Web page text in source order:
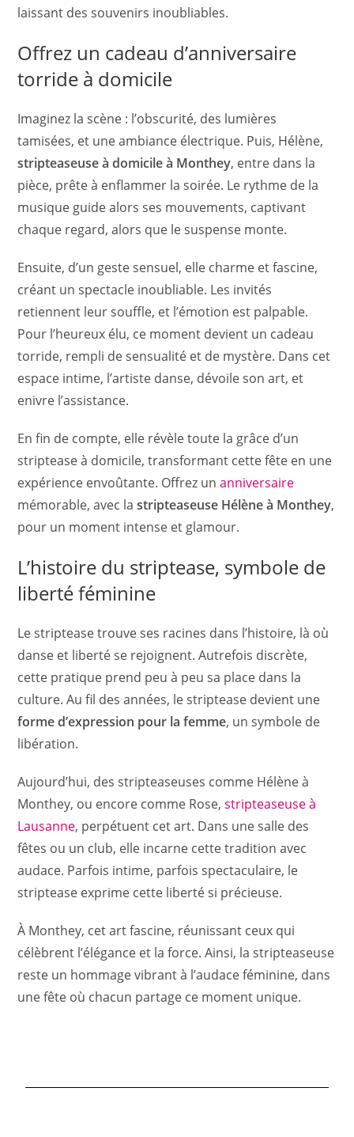
laissant des souvenirs inoubliables.
Offrez un cadeau d’anniversaire
torride à domicile
Imaginez la scène : l’obscurité, des lumières
tamisées, et une ambiance électrique. Puis, Hélène,
stripteaseuse à domicile à Monthey, entre dans la
pièce, prête à enflammer la soirée. Le rythme de la
musique guide alors ses mouvements, captivant
chaque regard, alors que le suspense monte.
Ensuite, d’un geste sensuel, elle charme et fascine,
créant un spectacle inoubliable. Les invités
retiennent leur souffle, et l’émotion est palpable.
Pour l’heureux élu, ce moment devient un cadeau
torride, rempli de sensualité et de mystère. Dans cet
espace intime, l’artiste danse, dévoile son art, et
enivre l’assistance.
En fin de compte, elle révèle toute la grâce d’un
striptease à domicile, transformant cette fête en une
expérience envoûtante. Offrez unanniversaire
mémorable, avec lastripteaseuse Hélène à Monthey,
pour un moment intense et glamour.
L’histoire du striptease, symbole de
liberté féminine
Le striptease trouve ses racines dans l’histoire, là où
danse et liberté se rejoignent. Autrefois discrète,
cette pratique prend peu à peu sa place dans la
culture. Au fil des années, le striptease devient une
forme d’expression pour la femme, un symbole de
libération.
Aujourd’hui, des stripteaseuses comme Hélène à
Monthey, ou encore comme Rose,stripteaseuse à
Lausanne, perpétuent cet art. Dans une salle des
fêtes ou un club, elle incarne cette tradition avec
audace. Parfois intime, parfois spectaculaire, le
striptease exprime cette liberté si précieuse.
À Monthey, cet art fascine, réunissant ceux qui
célèbrent l’élégance et la force. Ainsi, la stripteaseuse
reste un hommage vibrant à l’audace féminine, dans
une fête où chacun partage ce moment unique.